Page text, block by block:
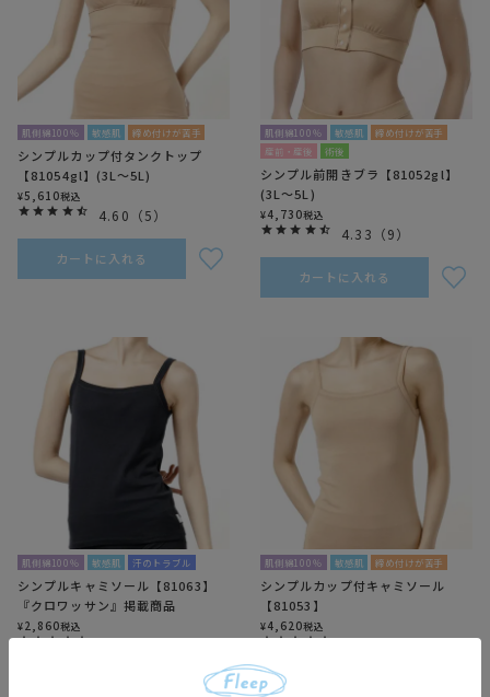
肌側綿100％ 敏感肌 締め付けが苦手
シンプルカップ付タンクトップ
【81054gl】(3L～5L)
¥5,610税込
4.60 （5）
カートに入れる
肌側綿100％ 敏感肌
締め付けが苦手
産前・産後
術後
シンプル前開きブラ【81052gl】
(3L～5L)
¥4,730税込
4.33 （9）
カートに入れる
肌側綿100％ 敏感肌 汗のトラブル
シンプルキャミソール【81063】
『クロワッサン』掲載商品
¥2,860税込
肌側綿100％ 敏感肌 締め付けが苦手
シンプルカップ付キャミソール
【81053】
¥4,620税込